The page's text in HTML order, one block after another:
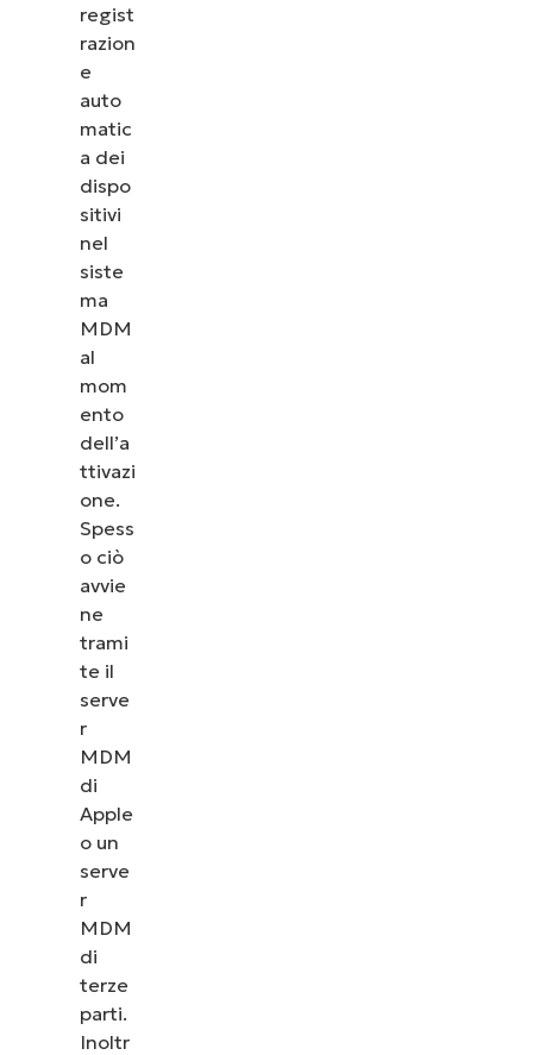
regist
razion
e
auto
matic
a dei
dispo
sitivi
nel
siste
ma
MDM
al
mom
ento
dell’a
ttivazi
one.
Spess
o ciò
avvie
ne
trami
te il
serve
r
MDM
di
Apple
o un
serve
r
MDM
di
terze
parti.
Inoltr